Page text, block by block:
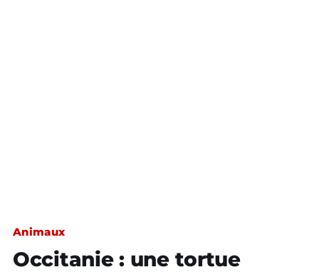
Animaux
Occitanie : une tortue